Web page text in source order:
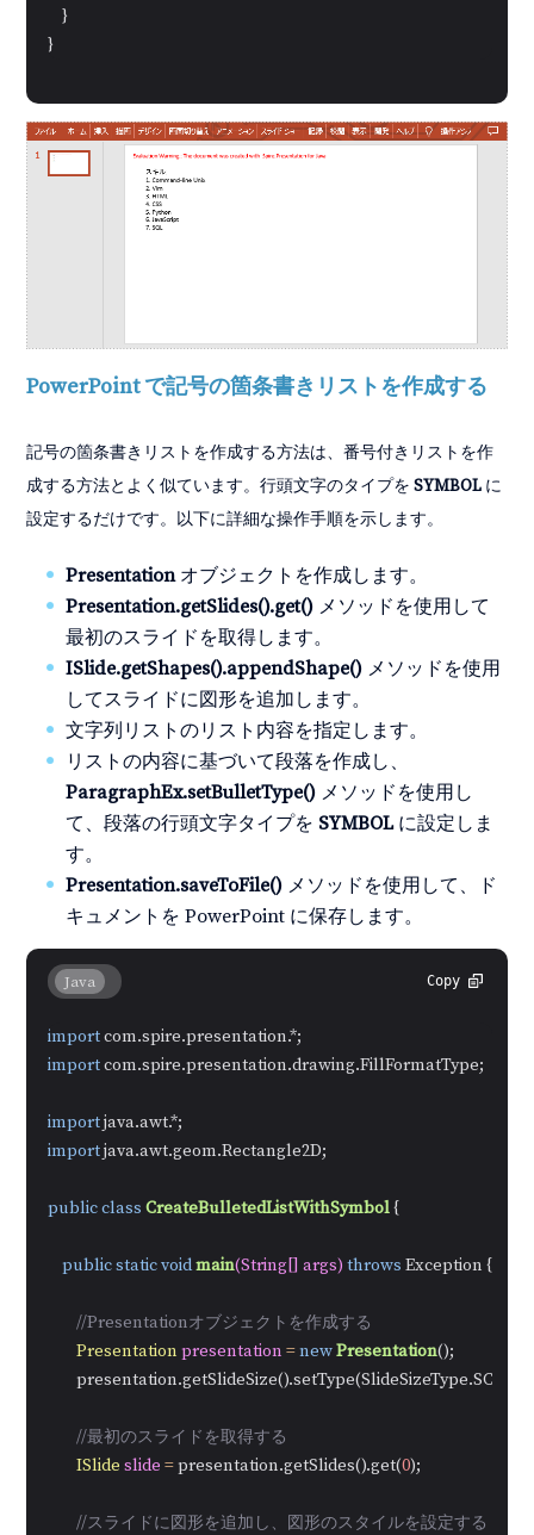
    }
}
PowerPoint で記号の箇条書きリストを作成する
記号の箇条書きリストを作成する方法は、番号付きリストを作
成する方法とよく似ています。行頭文字のタイプをSYMBOL に
設定するだけです。以下に詳細な操作手順を示します。
Presentationオブジェクトを作成します。
Presentation.getSlides().get() メソッドを使用して
最初のスライドを取得します。
ISlide.getShapes().appendShape() メソッドを使用
してスライドに図形を追加します。
文字列リストのリスト内容を指定します。
リストの内容に基づいて段落を作成し、
ParagraphEx.setBulletType() メソッドを使用し
て、段落の行頭文字タイプを SYMBOLに設定しま
す。
Presentation.saveToFile() メソッドを使用して、ド
キュメントを PowerPoint に保存します。
Java Copy
import
import com.spire.presentation.drawing.FillFormatType;
import
import java.awt.geom.Rectangle2D;
publicclass CreateBulletedListWithSymbol {
publicstaticvoidmain(String[] args) throws Exception {
//Presentationオブジェクトを作成する
Presentation presentation =newPresentation();
//最初のスライドを取得する
ISlide slide = presentation.getSlides().get(0);
//スライドに図形を追加し、図形のスタイルを設定する